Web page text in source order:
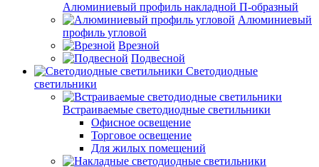
Алюминиевый профиль накладной П-образный
Алюминиевый
профиль угловой
Врезной
Подвесной
Светодиодные
светильники
Встраиваемые светодиодные светильники
Офисное освещение
Торговое освещение
Для жилых помещений